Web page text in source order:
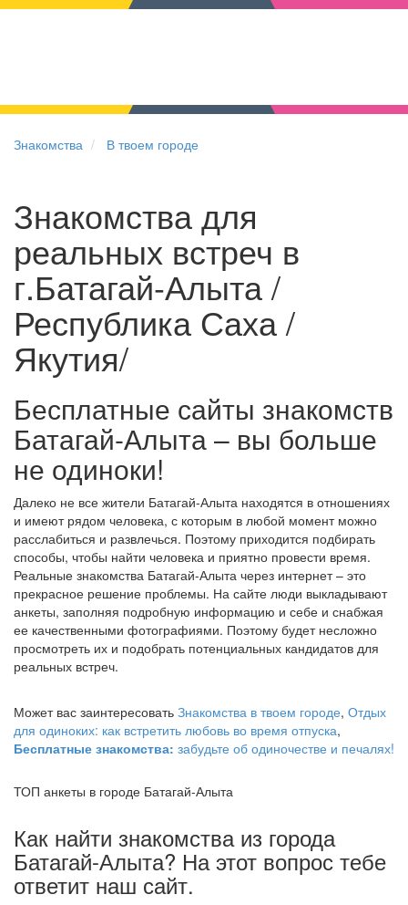
Знакомства В твоем городе
Знакомства для
реальных встреч в
г.Батагай-Алыта /
Республика Саха /
Якутия/
Бесплатные сайты знакомств
Батагай-Алыта – вы больше
не одиноки!
Далеко не все жители Батагай-Алыта находятся в отношениях
и имеют рядом человека, с которым в любой момент можно
расслабиться и развлечься. Поэтому приходится подбирать
способы, чтобы найти человека и приятно провести время.
Реальные знакомства Батагай-Алыта через интернет – это
прекрасное решение проблемы. На сайте люди выкладывают
анкеты, заполняя подробную информацию и себе и снабжая
ее качественными фотографиями. Поэтому будет несложно
просмотреть их и подобрать потенциальных кандидатов для
реальных встреч.
Может вас заинтересовать Знакомства в твоем городе, Отдых
для одиноких: как встретить любовь во время отпуска,
Бесплатные знакомства: забудьте об одиночестве и печалях!
ТОП анкеты в городе Батагай-Алыта
Как найти знакомства из города
Батагай-Алыта? На этот вопрос тебе
ответит наш сайт.